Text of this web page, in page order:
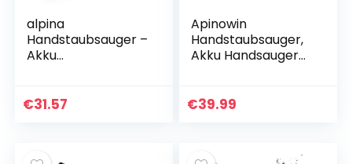
alpina
Handstaubsauger –
Akku
– Weiß
€31.57
Apinowin
Handstaubsauger,
Akku Handsauger
Staubsauger
€39.99